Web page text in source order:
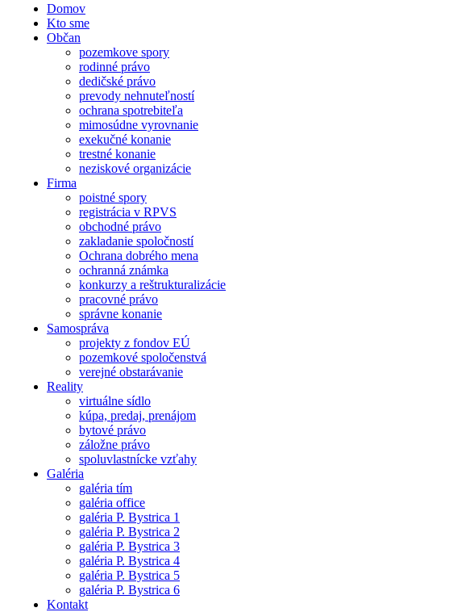
Domov
Kto sme
Občan
pozemkove spory
rodinné právo
dedičské právo
prevody nehnuteľností
ochrana spotrebiteľa
mimosúdne vyrovnanie
exekučné konanie
trestné konanie
neziskové organizácie
Firma
poistné spory
registrácia v RPVS
obchodné právo
zakladanie spoločností
Ochrana dobrého mena
ochranná známka
konkurzy a reštrukturalizácie
pracovné právo
správne konanie
Samospráva
projekty z fondov EÚ
pozemkové spoločenstvá
verejné obstarávanie
Reality
virtuálne sídlo
kúpa, predaj, prenájom
bytové právo
záložne právo
spoluvlastnícke vzťahy
Galéria
galéria tím
galéria office
galéria P. Bystrica 1
galéria P. Bystrica 2
galéria P. Bystrica 3
galéria P. Bystrica 4
galéria P. Bystrica 5
galéria P. Bystrica 6
Kontakt